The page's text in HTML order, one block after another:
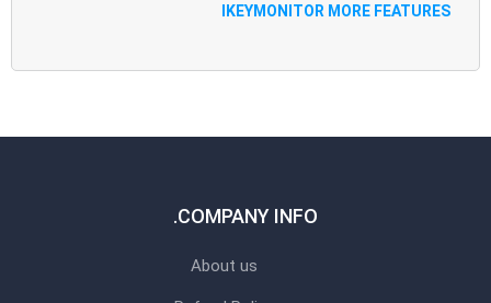
IKEYMONITOR MORE FEATURES
COMPANY INFO.
About us